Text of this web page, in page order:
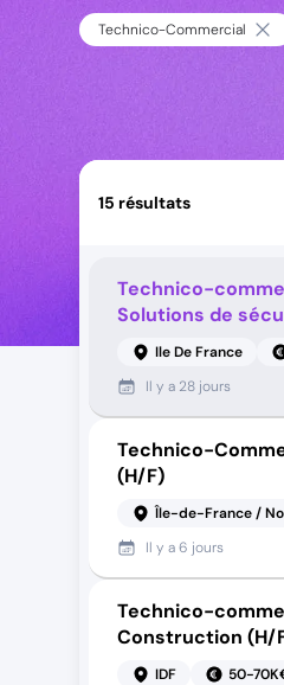
Technico-Commercial
15 résultats
Technico-
Solutions de
Ile De France
Il y a 28 jours
Technico-
(H/F)
Île-de-France /
Il y a6 jours
Technico-
Construction (H/
IDF
50-